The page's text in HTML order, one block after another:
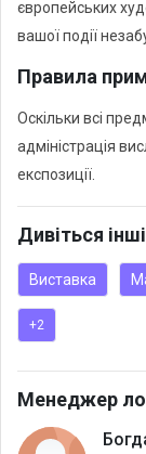
європейських
вашої події
Правила
Оскільки всі
адміністрація
експозиції.
Дивіться
Виставка
+2
Менеджер